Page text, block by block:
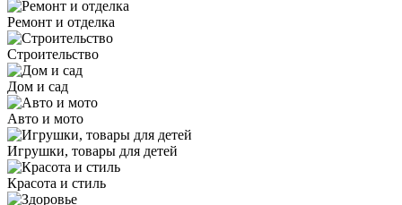
Ремонт и отделка
Строительство
Дом и сад
Авто и мото
Игрушки, товары для детей
Красота и стиль